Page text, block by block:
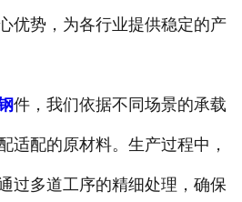
联系我们
优势，为各行业提供稳定的产
件，我们依据不同场景的承载
适配的原材料。生产过程中，
过多道工序的精细处理，确保